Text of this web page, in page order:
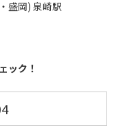
盛岡) 泉崎駅
ック！